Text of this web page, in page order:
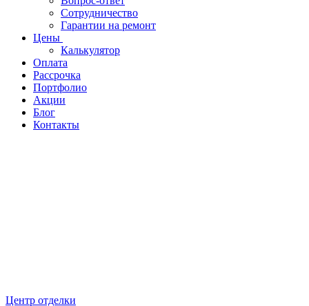
Сотрудничество
Гарантии на ремонт
Цены
Калькулятор
Оплата
Рассрочка
Портфолио
Акции
Блог
Контакты
Центр отделки